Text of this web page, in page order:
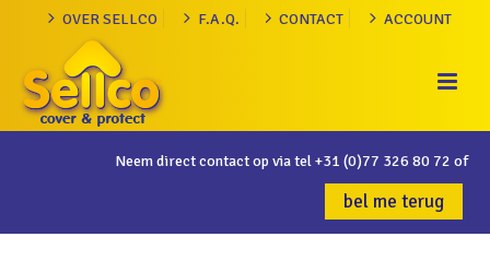
OVER SELLCO F.A.Q. CONTACT ACCOUNT
Neem direct contact op via tel+31 (0)77 326 80 72 of
bel me terug